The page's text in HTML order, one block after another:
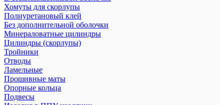
Хомуты для скорлупы
Полиуретановый клей
Без дополнительной оболочки
Минераловатные цилиндры
Цилиндры (скорлупы)
Тройники
Отводы
Ламельные
Прошивные маты
Опорные кольца
Подвесы